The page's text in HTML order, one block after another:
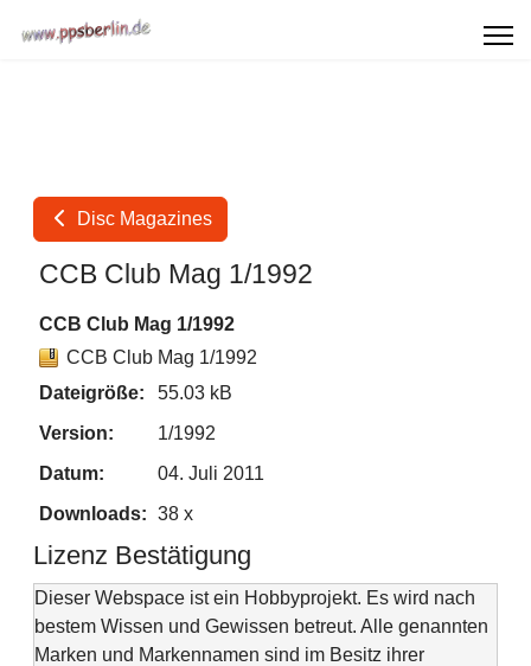
Disc Magazines
CCB Club Mag 1/1992
CCB Club Mag 1/1992
CCB Club Mag 1/1992
Dateigröße:
55.03 kB
Version:
1/1992
Datum:
04. Juli 2011
Downloads: 38 x
Lizenz Bestätigung
Dieser Webspace ist ein Hobbyprojekt. Es wird nach
bestem Wissen und Gewissen betreut. Alle genannten
Marken und Markennamen sind im Besitz ihrer